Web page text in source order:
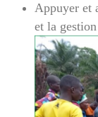
Appuyer et
et la